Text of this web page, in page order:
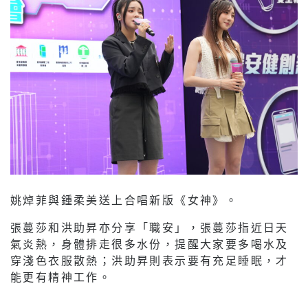
姚焯菲與鍾柔美送上合唱新版《女神》。
張蔓莎和洪助昇亦分享「職安」，張蔓莎指近日天
氣炎熱，身體排走很多水份，提醒大家要多喝水及
穿淺色衣服散熱；洪助昇則表示要有充足睡眠，才
能更有精神工作。